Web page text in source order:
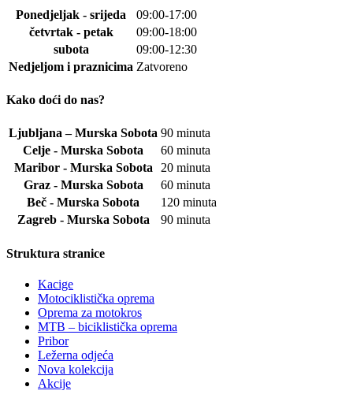
Ponedjeljak - srijeda
09:00-17:00
četvrtak - petak
09:00-18:00
subota
09:00-12:30
Nedjeljom i praznicima Zatvoreno
Kako doći do nas?
Ljubljana – Murska Sobota 90 minuta
Celje - Murska Sobota
60 minuta
Maribor - Murska Sobota
20 minuta
Graz - Murska Sobota
60 minuta
Beč - Murska Sobota
120 minuta
Zagreb - Murska Sobota
90 minuta
Struktura stranice
Kacige
Motociklistička oprema
Oprema za motokros
MTB – biciklistička oprema
Pribor
Ležerna odjeća
Nova kolekcija
Akcije